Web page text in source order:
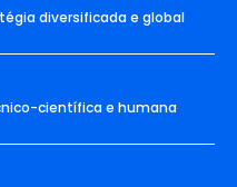
diversificada e global
científica e humana